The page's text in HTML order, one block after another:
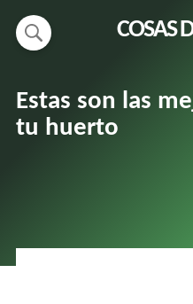
COSAS
Estas son las
tu huerto